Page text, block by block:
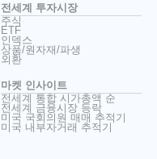
전세계 투자시장
주식
ETF
인덱스
상품/원자재/파생
외환
마켓 인사이트
전세계 통합 시가총액 순
전세계 금융시장 등락
미국 국회의원 매매 추적기
미국 내부자거래 추적기